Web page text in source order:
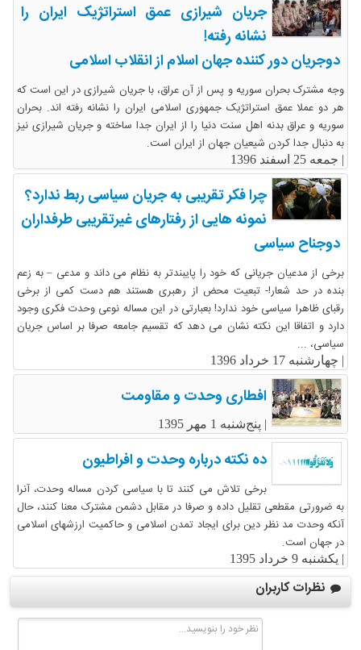
جریان شیرازی عمق استراتژیک ایران را
نشانه رفته!
دوجریان دور کننده جهان اسلام از انقلاب اسلامی
وجه مشترک بحران سوریه و پس از آن عراق، با جریان شیرازی در این است که
هر دو عملا عمق استراتژیک جمهوری اسلامی ایران را نشانه رفته اند. بحران
سوریه و عراق بدنه اهل سنت دنیا را از ایران جدا ساخته و جریان شیرازی نیز
به دنبال جدا کردن شیعیان جهان از ایران است.
| جمعه 25 اسفند 1396
چرا فکر تقریبی به جریان سیاسی ربط ندارد؟
نمونه هایی از رفتارهای غیرتقریبی طرفداران
دوجناح سیاسی
برخی از مدعیان جریانی که خود را پایبندتر به نظام می داند و مدعی – به زعم
بنده در حد شعار!- تبعیت محض از رهبری هستند هم دست کمی از برخی
رقبای ظاهرا سیاسی خود ندارد! بعبارتی در این مساله نوعی وحدت فکری وجود
دارد و اتفاقا این نکته نشان می دهد که تقسیم جامعه صرفا بر اساس جریان
سیاسی، ...
| چهارشنبه 17 خرداد 1396
افطاری وحدت و مقاومت
| پنج‌شنبه 1 مهر 1395
ده نکته درباره وحدت و افراطیون
برخی تلاش می کنند تا با سیاسی کردن مساله وحدت، آنرا
به ضرورتی مقطعی تقلیل داده و صرفا در مقابل دشمن مشترک معنا کنند، حال
آنکه وحدت مد نظر دین برای ایجاد تمدن اسلامی و حاکمیت ارزشهای اسلامی
در جهان است.
| یکشنبه 9 خرداد 1395
نظرات کاربران